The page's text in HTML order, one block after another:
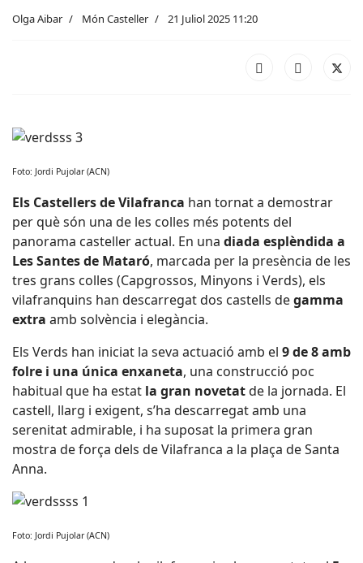
Olga Aibar Món Casteller 21 Juliol 2025 11:20
Foto: Jordi Pujolar (ACN)
Els Castellers de Vilafranca han tornat a demostrar
per què són una de les colles més potents del
panorama casteller actual. En una diada esplèndida a
Les Santes de Mataró, marcada per la presència de les
tres grans colles (Capgrossos, Minyons i Verds), els
vilafranquins han descarregat dos castells degamma
extra amb solvència i elegància.
Els Verds han iniciat la seva actuació amb el 9 de 8 amb
folre i una única enxaneta, una construcció poc
habitual que ha estat la gran novetatde la jornada. El
castell, llarg i exigent, s’ha descarregat amb una
serenitat admirable, i ha suposat la primera gran
mostra de força dels de Vilafranca a la plaça de Santa
Anna.
Foto: Jordi Pujolar (ACN)